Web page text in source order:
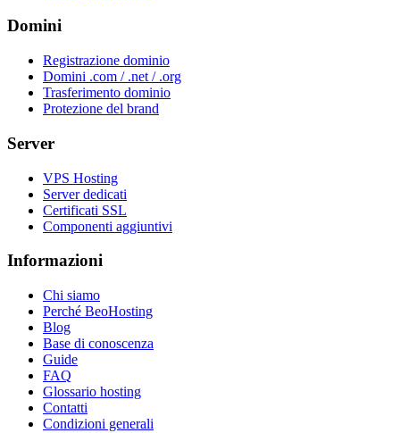
Domini
Registrazione dominio
Domini .com / .net / .org
Trasferimento dominio
Protezione del brand
Server
VPS Hosting
Server dedicati
Certificati SSL
Componenti aggiuntivi
Informazioni
Chi siamo
Perché BeoHosting
Blog
Base di conoscenza
Guide
FAQ
Glossario hosting
Contatti
Condizioni generali